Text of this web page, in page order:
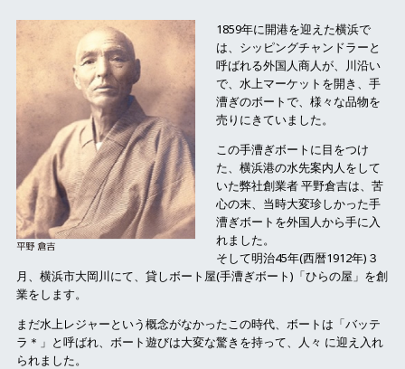
1859年に開港を迎えた横浜で
は、シッピングチャンドラーと
呼ばれる外国人商人が、川沿い
で、水上マーケットを開き、手
漕ぎのボートで、様々な品物を
売りにきていました。
この手漕ぎボートに目をつけ
た、横浜港の水先案内人をして
いた弊社創業者 平野倉吉は、苦
心の末、当時大変珍しかった手
漕ぎボートを外国人から手に入
れました。
そして明治45年(西暦1912年)３
月、横浜市大岡川にて、貸しボート屋(手漕ぎボート)「ひらの屋」を創
業をします。
まだ水上レジャーという概念がなかったこの時代、ボートは「バッテ
ラ＊」と呼ばれ、ボート遊びは大変な驚きを持って、人々 に迎え入れ
られました。